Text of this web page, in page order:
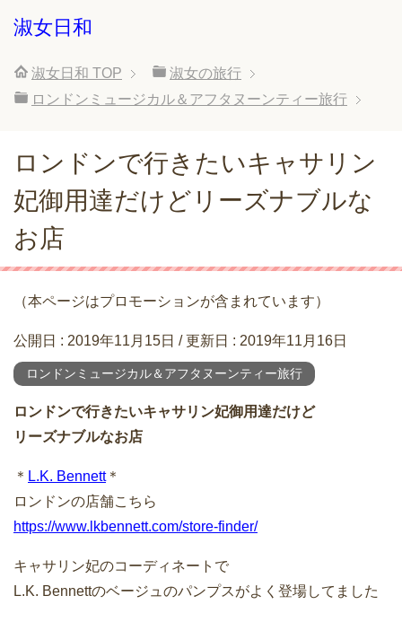
淑女日和
淑女日和 TOP
淑女の旅行
ロンドンミュージカル＆アフタヌーンティー旅行
ロンドンで行きたいキャサリン
妃御用達だけどリーズナブルな
お店
（本ページはプロモーションが含まれています）
公開日 : 2019年11月15日 / 更新日 : 2019年11月16日
ロンドンミュージカル＆アフタヌーンティー旅行
ロンドンで行きたいキャサリン妃御用達だけど
リーズナブルなお店
＊ L.K. Bennett＊
ロンドンの店舗こちら
https://www.lkbennett.com/store-finder/
キャサリン妃のコーディネートで
L.K. Bennettのベージュのパンプスがよく登場してました